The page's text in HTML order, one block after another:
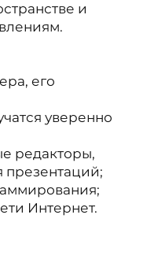
и
его
уверенно
редакторы,
презентаций;
Интернет.